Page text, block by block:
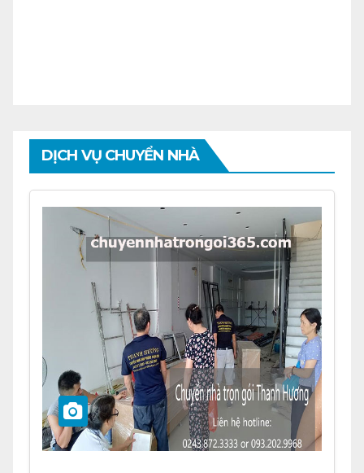
DỊCH VỤ CHUYỂN NHÀ